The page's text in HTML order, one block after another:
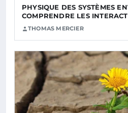
PHYSIQUE DES SYSTÈMES
COMPRENDRE LES
THOMAS MERCIER